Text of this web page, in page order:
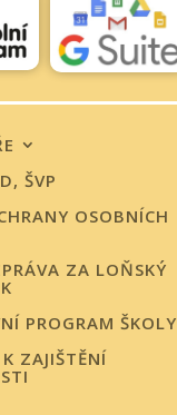
ŠVP
OSOBNÍCH
ZA LOŇSKÝ
PROGRAM ŠKOLY
ZAJIŠTĚNÍ